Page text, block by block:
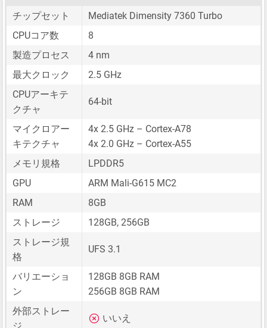
チップセット
Mediatek Dimensity 7360 Turbo
CPUコア数
8
製造プロセス
4 nm
最大クロック
2.5 GHz
CPUアーキテ
クチャ
64-bit
マイクロアー
キテクチャ
4x 2.5 GHz – Cortex-A78
4x 2.0 GHz – Cortex-A55
メモリ規格
LPDDR5
GPU
ARM Mali-G615 MC2
RAM
8GB
ストレージ
128GB, 256GB
ストレージ規
格
UFS 3.1
バリエーショ
ン
128GB 8GB RAM
256GB 8GB RAM
外部ストレー
いいえ